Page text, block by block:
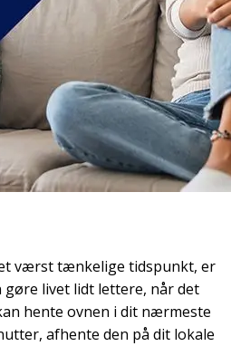
værst tænkelige tidspunkt, er
gøre livet lidt lettere, når det
hente ovnen i dit nærmeste
afhente den på dit lokale